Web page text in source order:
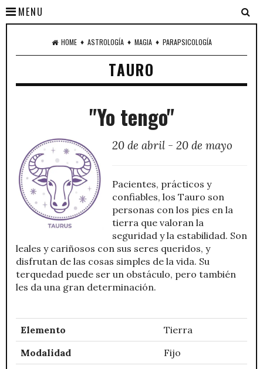
MENU
HOME ♦ ASTROLOGÍA ♦ MAGIA ♦ PARAPSICOLOGÍA
TAURO
"Yo tengo"
20 de abril - 20 de mayo
Pacientes, prácticos y
confiables, los Tauro son
personas con los pies en la
tierra que valoran la
seguridad y la estabilidad. Son
leales y cariñosos con sus seres queridos, y
disfrutan de las cosas simples de la vida. Su
terquedad puede ser un obstáculo, pero también
les da una gran determinación.
Elemento
Tierra
Modalidad
Fijo